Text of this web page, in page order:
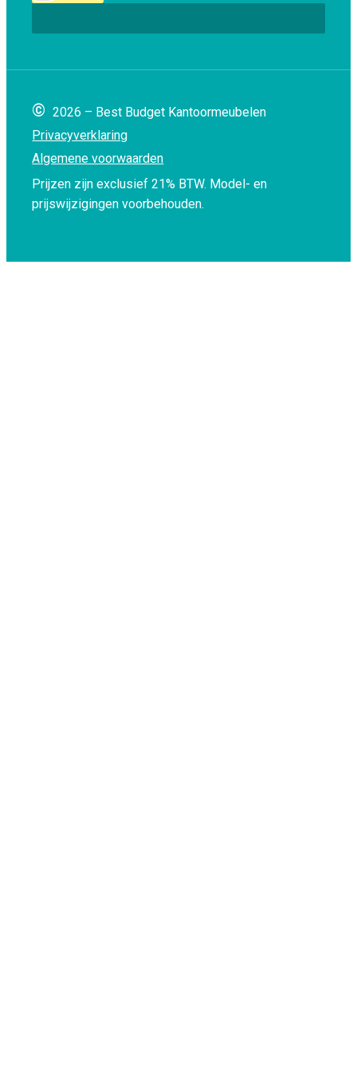
© 2026 – Best Budget Kantoormeubelen
Privacyverklaring
Algemene voorwaarden
Prijzen zijn exclusief 21% BTW. Model- en
prijswijzigingen voorbehouden.